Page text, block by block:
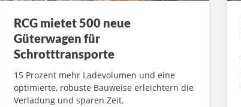
RCG mietet 500 neue
Güterwagen für
Schrotttransporte
15 Prozent mehr Ladevolumen und eine
optimierte, robuste Bauweise erleichtern die
Verladung und sparen Zeit.